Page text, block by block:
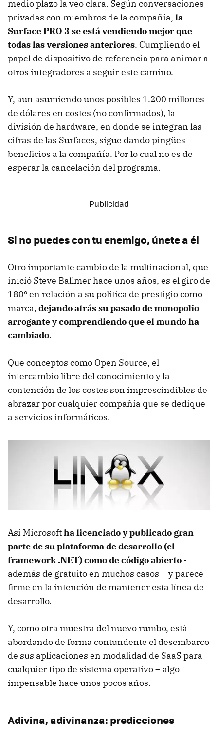
medio plazo la veo clara. Según conversaciones
privadas con miembros de la compañía, la
Surface PRO 3 se está vendiendo mejor que
todas las versiones anteriores. Cumpliendo el
papel de dispositivo de referencia para animar a
otros integradores a seguir este camino.
Y, aun asumiendo unos posibles 1.200 millones
de dólares en costes (no confirmados), la
división de hardware, en donde se integran las
cifras de las Surfaces, sigue dando pingües
beneficios a la compañía. Por lo cual no es de
esperar la cancelación del programa.
Si no puedes con tu enemigo, únete a él
Otro importante cambio de la multinacional, que
inició Steve Ballmer hace unos años, es el giro de
180º en relación a su política de prestigio como
marca, dejando atrás su pasado de monopolio
arrogante y comprendiendo que el mundo ha
cambiado.
Que conceptos como Open Source, el
intercambio libre del conocimiento y la
contención de los costes son imprescindibles de
abrazar por cualquier compañía que se dedique
a servicios informáticos.
Así Microsoftha licenciado y publicado gran
parte de su plataforma de desarrollo (el
framework .NET) como de código abierto -
además de gratuito en muchos casos – y parece
firme en la intención de mantener esta línea de
desarrollo.
Y, como otra muestra del nuevo rumbo, está
abordando de forma contundente el desembarco
de sus aplicaciones en modalidad de SaaS para
cualquier tipo de sistema operativo – algo
impensable hace unos pocos años.
Adivina, adivinanza: predicciones